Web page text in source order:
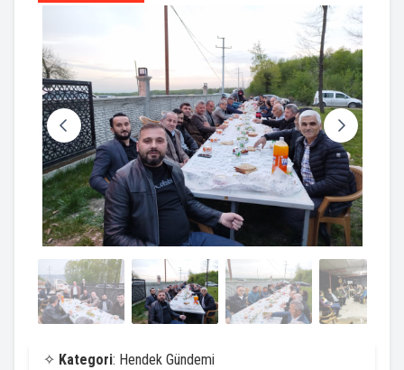
✧ Kategori: Hendek Gündemi